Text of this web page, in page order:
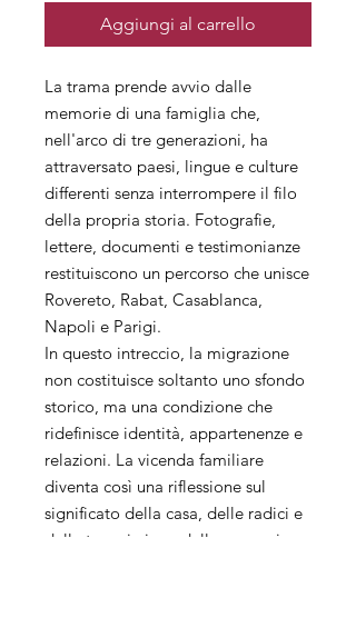
Aggiungi al carrello
La trama prende avvio dalle
memorie di una famiglia che,
nell'arco di tre generazioni, ha
attraversato paesi, lingue e culture
differenti senza interrompere il filo
della propria storia. Fotografie,
lettere, documenti e testimonianze
restituiscono un percorso che unisce
Rovereto, Rabat, Casablanca,
Napoli e Parigi.
In questo intreccio, la migrazione
non costituisce soltanto uno sfondo
storico, ma una condizione che
ridefinisce identità, appartenenze e
relazioni. La vicenda familiare
diventa così una riflessione sul
significato della casa, delle radici e
della trasmissione della memoria